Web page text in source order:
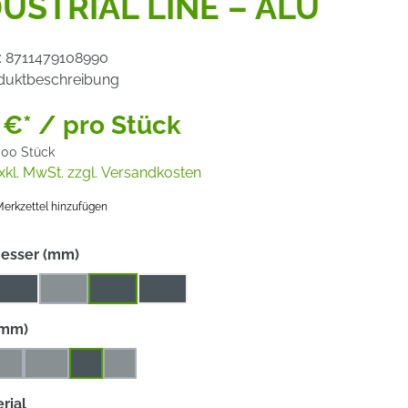
8711479108990
€* / pro Stück
Stück
MwSt. zzgl. Versandkosten
hinzufügen
(mm)auswählen
(Diese Option ist zurzeit nicht verfügbar.)
auswählen
ist zurzeit nicht verfügbar.)
(Diese Option ist zurzeit nicht verfügbar.)
(Diese Option ist zurzeit nicht verfügbar.)
(Diese Option ist zurzeit nicht verfügbar.)
auswählen